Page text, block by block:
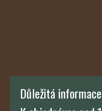
Důležitá informace